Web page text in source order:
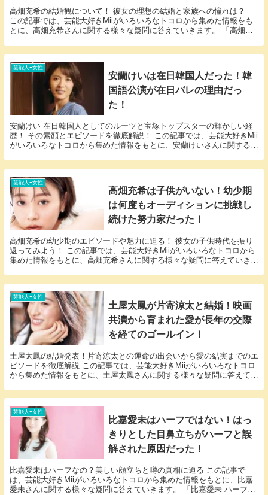
高畑充希の結婚観について！ 彼女の理想の結婚と家族への憧れは？
この記事では、芸能大好きMiiがいろいろなトコロから集めた情報をも
とに、高畑充希さんに関する様々な疑問に答えていきます。 「高畑充
芸能人ｰ女性
安蘭けいは在日韓国人だった！韓
国語公演が在日バレの理由だっ
た！
安蘭けい 在日韓国人としてのルーツと宝塚トップスターの輝かしい経
歴！ その素顔とエピソードを徹底解説！ この記事では、芸能大好きMii
がいろいろなトコロから集めた情報をもとに、安蘭けいさんに関する
芸能人ｰ女性
高畑充希は子供がいない！幼少期
は何度もオーディションに挑戦し
続けた努力家だった！
高畑充希の幼少期のエピソードや魅力に迫る！ 彼女の子供時代を振り
返ってみよう！ この記事では、芸能大好きMiiがいろいろなトコロから
集めた情報をもとに、高畑充希さんに関する様々な疑問に答えていきま
芸能人ｰ女性
土屋太鳳が片寄涼太と結婚！映画
共演から育まれた愛が長年の交際
を経てのゴールイン！
土屋太鳳の結婚発表！片寄涼太との運命の出会いから愛の結実までのエ
ピソードを徹底解説 この記事では、芸能大好きMiiがいろいろなトコロ
から集めた情報をもとに、土屋太鳳さんに関する様々な疑問に答えてい
芸能人ｰ女性
比嘉愛未はハーフではない！はっ
きりとした目鼻立ちがハーフと誤
解された原因だった！
比嘉愛未はハーフなの？美しい顔立ちと噂の真相に迫る この記事で
は、芸能大好きMiiがいろいろなトコロから集めた情報をもとに、比嘉
愛未さんに関する様々な疑問に答えていきます。 「比嘉愛未 ハーフ」